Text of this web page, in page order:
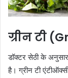
ग्रीन टी (
डॉक्टर सेठी के
है। ग्रीन टी